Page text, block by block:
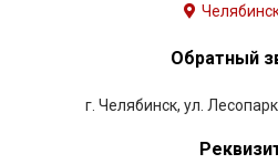
Обратный
г. Челябинск, ул.